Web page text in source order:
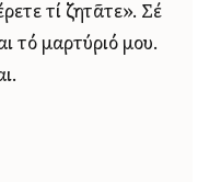
τί ζητᾶτε». Σέ
τό μαρτύριό μου.